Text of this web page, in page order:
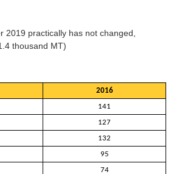
2019 practically has not changed,
thousand MT)
2016
141
127
132
95
74